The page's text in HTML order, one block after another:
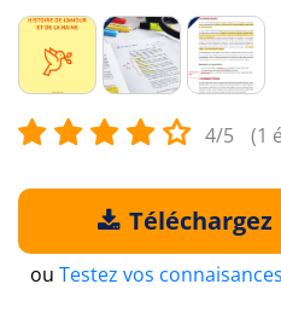
4/5 (1
ou Testez vos